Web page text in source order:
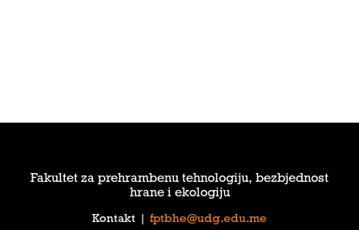
Fakultet za prehrambenu tehnologiju, bezbjednost
hrane i ekologiju
Kontakt fptbhe@udg.edu.me